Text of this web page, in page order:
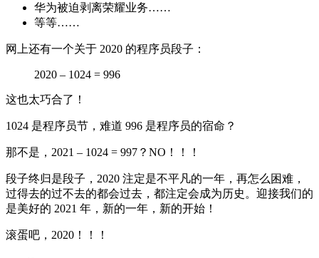
华为被迫剥离荣耀业务……
等等……
网上还有一个关于 2020 的程序员段子：
2020 – 1024 = 996
这也太巧合了！
1024 是程序员节，难道 996 是程序员的宿命？
那不是，2021 – 1024 = 997？NO！！！
段子终归是段子，2020 注定是不平凡的一年，再怎么困难，
过得去的过不去的都会过去，都注定会成为历史。迎接我们的
是美好的 2021 年，新的一年，新的开始！
滚蛋吧，2020！！！